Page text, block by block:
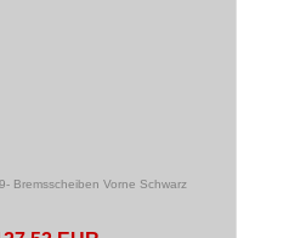
Bremsscheiben Vorne Schwarz